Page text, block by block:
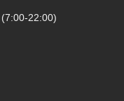
(7:00-22:00)